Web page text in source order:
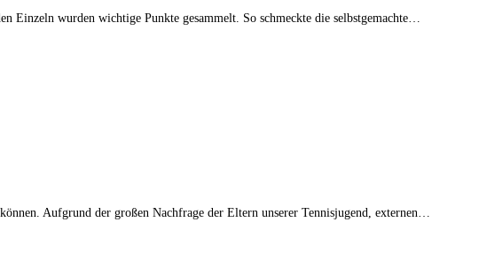
Einzeln wurden wichtige Punkte gesammelt. So schmeckte die selbstgemachte…
Aufgrund der großen Nachfrage der Eltern unserer Tennisjugend, externen…